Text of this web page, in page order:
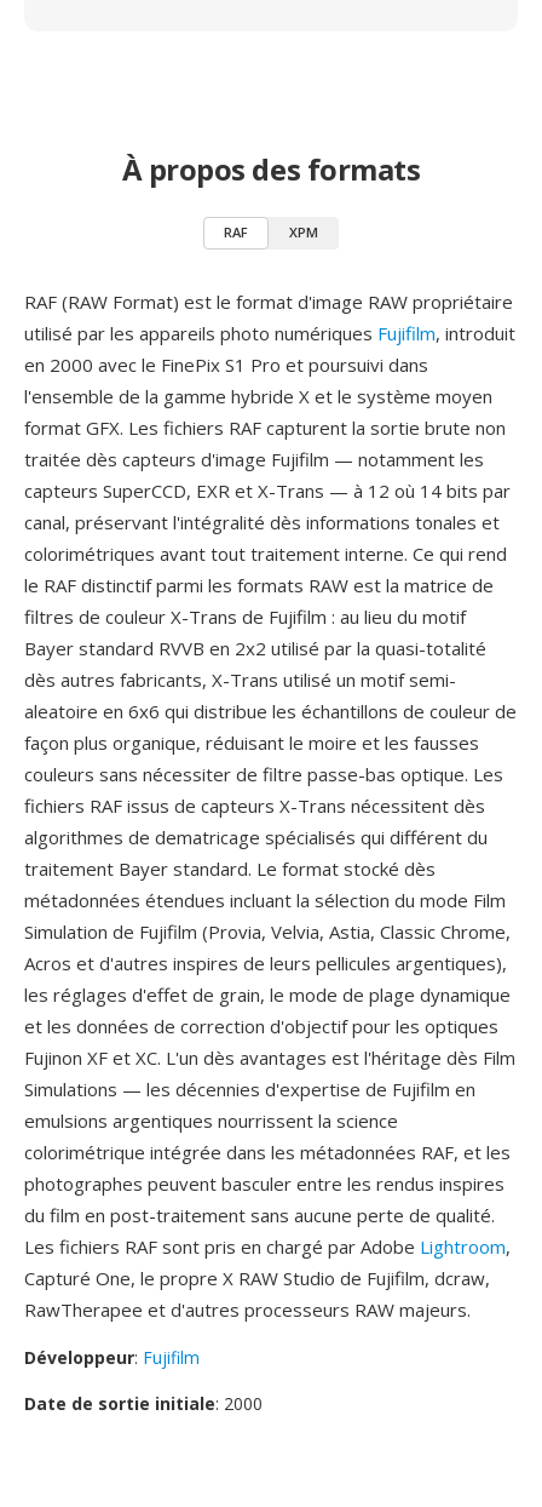
À propos des formats
RAF XPM
RAF (RAW Format) est le format d'image RAW propriétaire
utilisé par les appareils photo numériques Fujifilm, introduit
en 2000 avec le FinePix S1 Pro et poursuivi dans
l'ensemble de la gamme hybride X et le système moyen
format GFX. Les fichiers RAF capturent la sortie brute non
traitée dès capteurs d'image Fujifilm — notamment les
capteurs SuperCCD, EXR et X-Trans — à 12 où 14 bits par
canal, préservant l'intégralité dès informations tonales et
colorimétriques avant tout traitement interne. Ce qui rend
le RAF distinctif parmi les formats RAW est la matrice de
filtres de couleur X-Trans de Fujifilm : au lieu du motif
Bayer standard RVVB en 2x2 utilisé par la quasi-totalité
dès autres fabricants, X-Trans utilisé un motif semi-
aleatoire en 6x6 qui distribue les échantillons de couleur de
façon plus organique, réduisant le moire et les fausses
couleurs sans nécessiter de filtre passe-bas optique. Les
fichiers RAF issus de capteurs X-Trans nécessitent dès
algorithmes de dematricage spécialisés qui différent du
traitement Bayer standard. Le format stocké dès
métadonnées étendues incluant la sélection du mode Film
Simulation de Fujifilm (Provia, Velvia, Astia, Classic Chrome,
Acros et d'autres inspires de leurs pellicules argentiques),
les réglages d'effet de grain, le mode de plage dynamique
et les données de correction d'objectif pour les optiques
Fujinon XF et XC. L'un dès avantages est l'héritage dès Film
Simulations — les décennies d'expertise de Fujifilm en
emulsions argentiques nourrissent la science
colorimétrique intégrée dans les métadonnées RAF, et les
photographes peuvent basculer entre les rendus inspires
du film en post-traitement sans aucune perte de qualité.
Les fichiers RAF sont pris en chargé par Adobe Lightroom,
Capturé One, le propre X RAW Studio de Fujifilm, dcraw,
RawTherapee et d'autres processeurs RAW majeurs.
Développeur: Fujifilm
Date de sortie initiale: 2000